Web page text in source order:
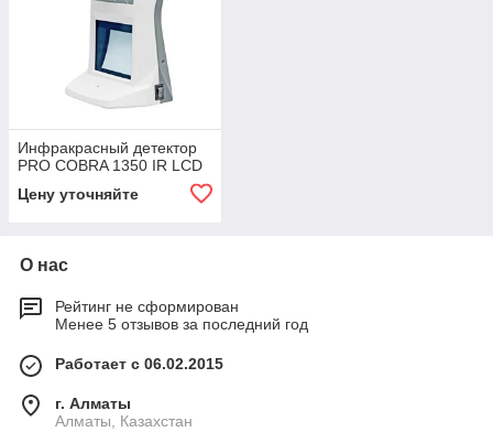
Инфракрасный детектор
PRO COBRA 1350 IR LCD
Цену уточняйте
О нас
Рейтинг не сформирован
Менее 5 отзывов за последний год
Работает с 06.02.2015
г. Алматы
Алматы, Казахстан